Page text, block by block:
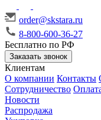
order@skstara.ru
8-800-600-36-27
Бесплатно по РФ
Заказать звонок
Клиентам
О компании Контакты
Сотрудничество
Новости
Распродажа